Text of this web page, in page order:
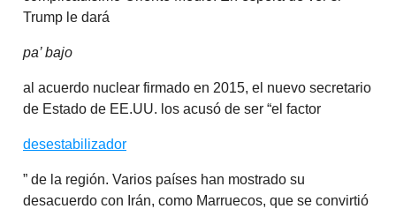
Trump le dará
pa’ bajo
al acuerdo nuclear firmado en 2015, el nuevo secretario
de Estado de EE.UU. los acusó de ser “el factor
desestabilizador
” de la región. Varios países han mostrado su
desacuerdo con Irán, como Marruecos, que se convirtió